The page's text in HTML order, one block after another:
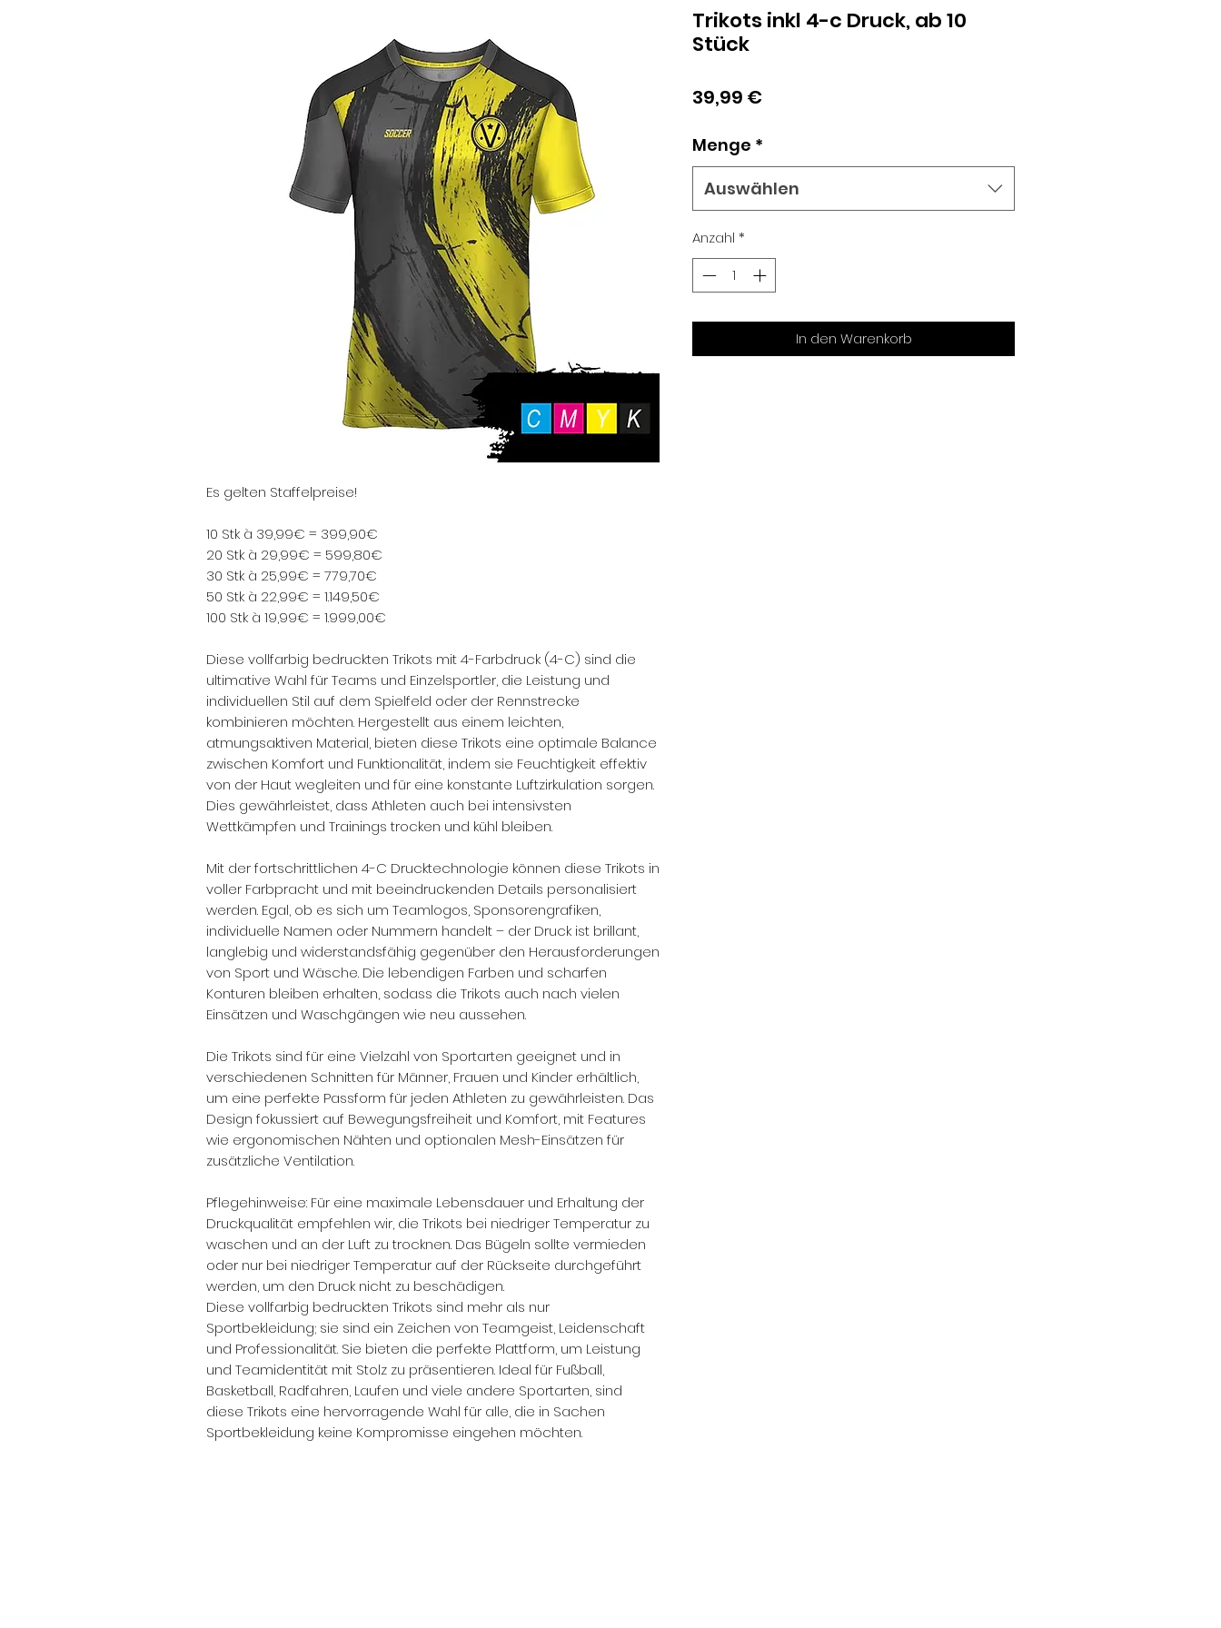
Es gelten Staffelpreise!
10 Stk à 39,99€ = 399,90€
20 Stk à 29,99€ = 599,80€
30 Stk à 25,99€ = 779,70€
50 Stk à 22,99€ = 1.149,50€
100 Stk à 19,99€ = 1.999,00€
Diese vollfarbig bedruckten Trikots mit 4-Farbdruck (4-C) sind die
ultimative Wahl für Teams und Einzelsportler, die Leistung und
individuellen Stil auf dem Spielfeld oder der Rennstrecke
kombinieren möchten. Hergestellt aus einem leichten,
atmungsaktiven Material, bieten diese Trikots eine optimale Balance
zwischen Komfort und Funktionalität, indem sie Feuchtigkeit effektiv
von der Haut wegleiten und für eine konstante Luftzirkulation sorgen.
Dies gewährleistet, dass Athleten auch bei intensivsten
Wettkämpfen und Trainings trocken und kühl bleiben.
Mit der fortschrittlichen 4-C Drucktechnologie können diese Trikots in
voller Farbpracht und mit beeindruckenden Details personalisiert
werden. Egal, ob es sich um Teamlogos, Sponsorengrafiken,
individuelle Namen oder Nummern handelt – der Druck ist brillant,
langlebig und widerstandsfähig gegenüber den Herausforderungen
von Sport und Wäsche. Die lebendigen Farben und scharfen
Konturen bleiben erhalten, sodass die Trikots auch nach vielen
Einsätzen und Waschgängen wie neu aussehen.
Die Trikots sind für eine Vielzahl von Sportarten geeignet und in
verschiedenen Schnitten für Männer, Frauen und Kinder erhältlich,
um eine perfekte Passform für jeden Athleten zu gewährleisten. Das
Design fokussiert auf Bewegungsfreiheit und Komfort, mit Features
wie ergonomischen Nähten und optionalen Mesh-Einsätzen für
zusätzliche Ventilation.
Pflegehinweise: Für eine maximale Lebensdauer und Erhaltung der
Druckqualität empfehlen wir, die Trikots bei niedriger Temperatur zu
waschen und an der Luft zu trocknen. Das Bügeln sollte vermieden
oder nur bei niedriger Temperatur auf der Rückseite durchgeführt
werden, um den Druck nicht zu beschädigen.
Diese vollfarbig bedruckten Trikots sind mehr als nur
Sportbekleidung; sie sind ein Zeichen von Teamgeist, Leidenschaft
und Professionalität. Sie bieten die perfekte Plattform, um Leistung
und Teamidentität mit Stolz zu präsentieren. Ideal für Fußball,
Basketball, Radfahren, Laufen und viele andere Sportarten, sind
diese Trikots eine hervorragende Wahl für alle, die in Sachen
Sportbekleidung keine Kompromisse eingehen möchten.
Trikots inkl 4-c Druck, ab 10
Stück
39,99 €Preis
Menge *
Auswählen
Anzahl *
In den Warenkorb